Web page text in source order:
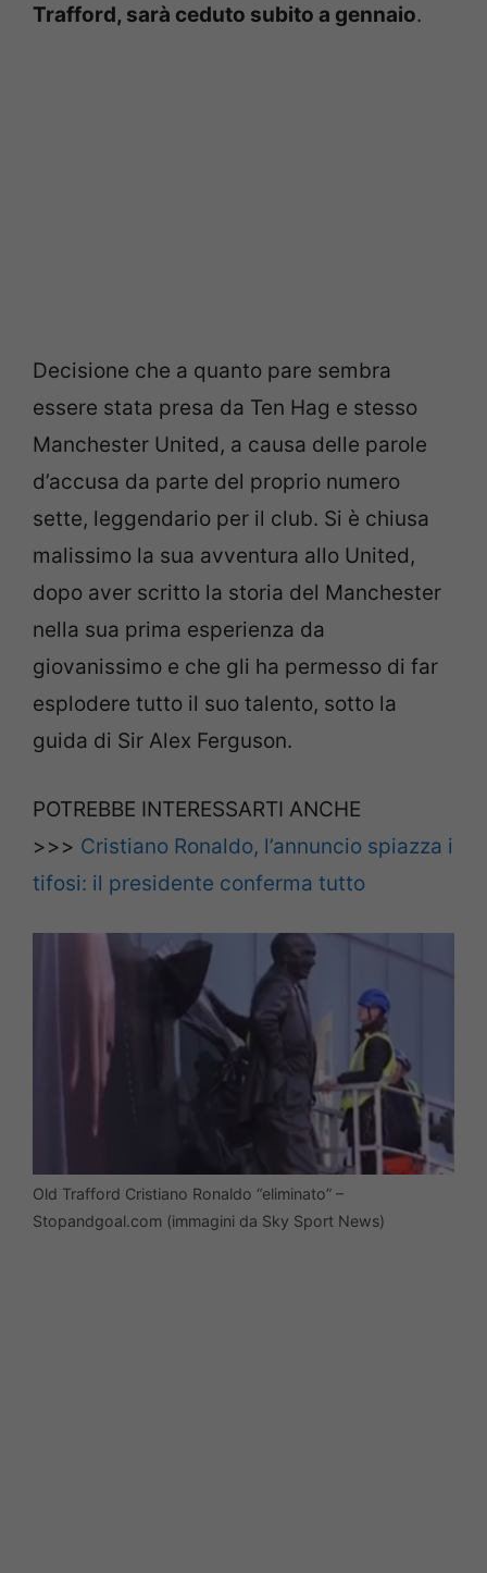
Trafford, sarà ceduto subito a gennaio.
Decisione che a quanto pare sembra
essere stata presa da Ten Hag e stesso
Manchester United, a causa delle parole
d’accusa da parte del proprio numero
sette, leggendario per il club. Si è chiusa
malissimo la sua avventura allo United,
dopo aver scritto la storia del Manchester
nella sua prima esperienza da
giovanissimo e che gli ha permesso di far
esplodere tutto il suo talento, sotto la
guida di Sir Alex Ferguson.
POTREBBE INTERESSARTI ANCHE
>>> Cristiano Ronaldo, l’annuncio spiazza i
tifosi: il presidente conferma tutto
Old Trafford Cristiano Ronaldo “eliminato” –
Stopandgoal.com (immagini da Sky Sport News)